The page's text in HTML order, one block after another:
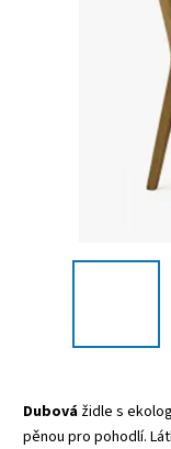
Dubová židle s
pěnou pro pohodlí.